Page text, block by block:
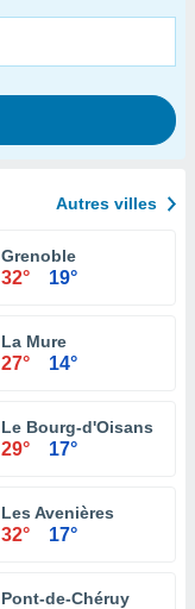
Autres villes
Grenoble
32° 19°
La Mure
27° 14°
Le Bourg-d'Oisans
29° 17°
Les Avenières
32° 17°
Pont-de-Chéruy